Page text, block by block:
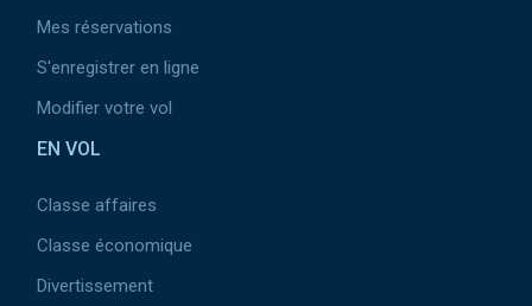
Mes réservations
S'enregistrer en ligne
Modifier votre vol
EN VOL
Classe affaires
Classe économique
Divertissement